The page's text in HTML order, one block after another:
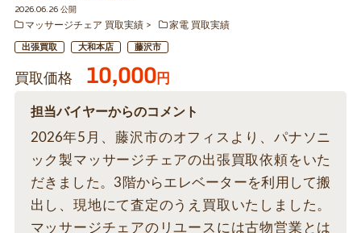
2026.06.26 公開
マッサージチェア 買取実績
家電 買取実績
出張買取 大和本店 藤沢市
買取価格 10,000円
担当バイヤーからのコメント
2026年5月、藤沢市のオフィスより、パナソニ
ック製マッサージチェアの出張買取依頼をいた
だきました。3階からエレベーターを利用して搬
出し、現地にて査定のうえ買取いたしました。
マッサージチェアのリユースには古物営業とは